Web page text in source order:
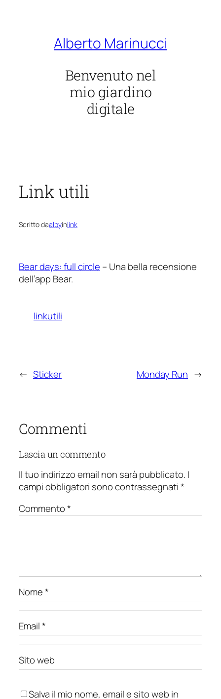
Alberto Marinucci
Benvenuto nel
mio giardino
digitale
Link utili
Scritto daalbyinlink
Bear days: full circle – Una bella recensione
dell’app Bear.
linkutili
← Sticker Monday Run →
Commenti
Lascia un commento
Il tuo indirizzo email non sarà pubblicato. I
campi obbligatori sono contrassegnati*
Commento*
Nome*
Email*
Sito web
Salva il mio nome, email e sito web in